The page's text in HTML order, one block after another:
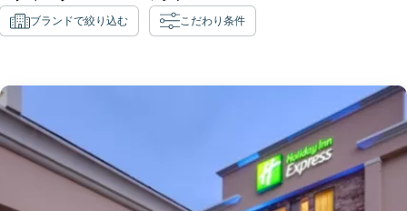
ブランドで絞り込む こだわり条件